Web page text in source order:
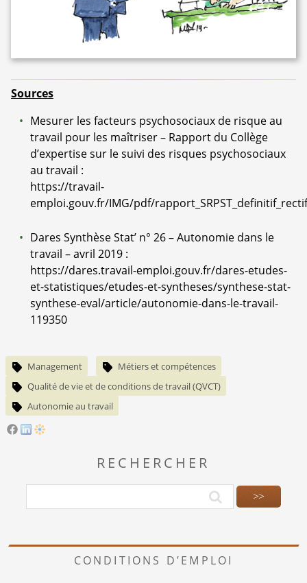
Sources
Mesurer les facteurs psychosociaux de risque au
travail pour les maîtriser – Rapport du Collège
d’expertise sur le suivi des risques psychosociaux
au travail :
https://travail-
emploi.gouv.fr/IMG/pdf/
Dares Synthèse Stat’ n° 26 – Autonomie dans le
travail – avril 2019 :
https://dares.travail-emploi.gouv.fr/dares-etudes-
et-statistiques/etudes-et-syntheses/synthese-stat-
synthese-eval/article/autonomie-dans-le-travail-
119350
Management
Métiers et compétences
Qualité de vie et de conditions de travail (QVCT)
Autonomie au travail
RECHERCHER
CONDITIONS D’EMPLOI